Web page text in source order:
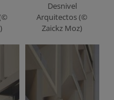
Desnivel
Arquitectos (©
Zaickz Moz)